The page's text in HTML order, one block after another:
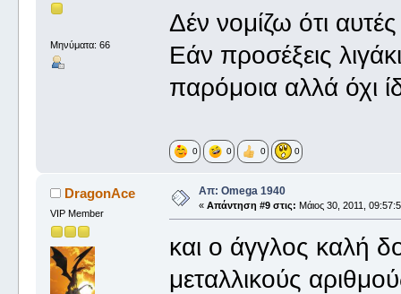
Μηνύματα: 66
Δέν νομίζω ότι αυτές
Εάν προσέξεις
παρόμοια αλλά όχι
0 0 0 0
DragonAce
VIP Member
Απ: Omega 1940
« Απάντηση #9 στις: Μάιος 30, 2011,
και ο άγγλος καλή
μεταλλικούς